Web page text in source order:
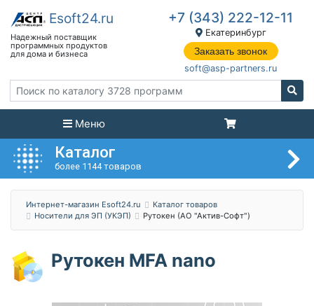
+7 (343) 222-12-11
Екатеринбург
Заказать звонок
soft@asp-partners.ru
Меню
Каталог
более 1144 товаров
Интернет-магазин Esoft24.ru
Каталог товаров
Носители для ЭП (УКЭП)
Рутокен (АО "Актив-Софт")
Рутокен MFA nano